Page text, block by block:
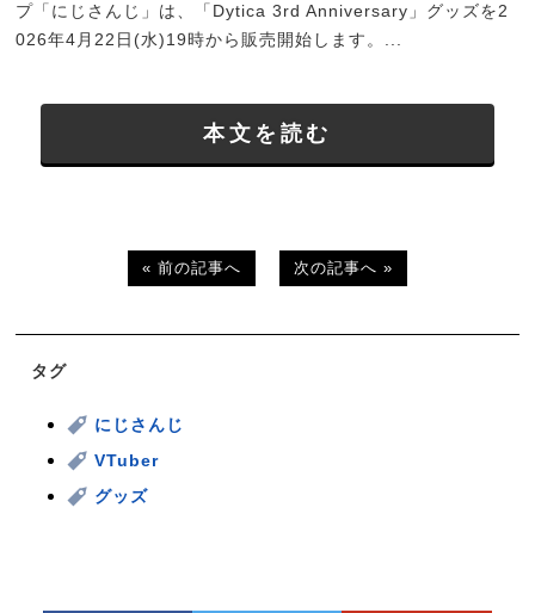
プ「にじさんじ」は、「Dytica 3rd Anniversary」グッズを2
026年4月22日(水)19時から販売開始します。...
本文を読む
« 前の記事へ 次の記事へ »
タグ
にじさんじ
VTuber
グッズ